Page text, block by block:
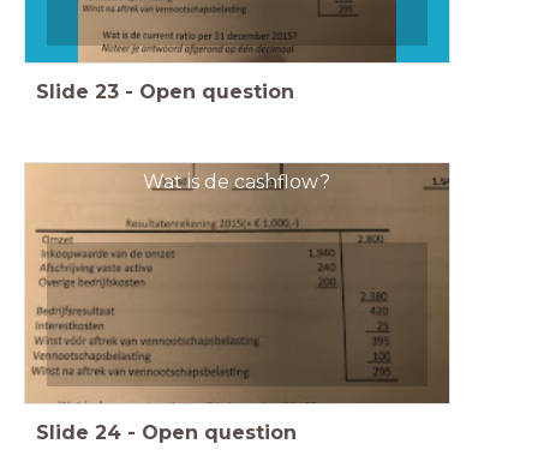
Slide 23 - Open question
Wat is de cashflow?
Slide 24 - Open question